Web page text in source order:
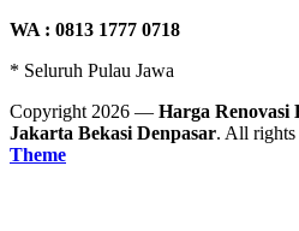
WA : 0813 1777 0718
* Seluruh Pulau Jawa
Copyright 2026 — Harga Renovasi
Jakarta Bekasi Denpasar. All rights
Theme